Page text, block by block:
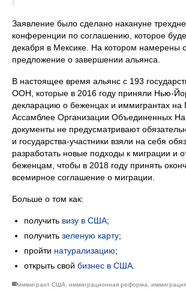
Заявление было сделано накануне
конференции по соглашению, которое
декабря в Мексике. На котором намерены
предложение о завершении альянса.
В настоящее время альянс с 193
ООН, которые в 2016 году приняли Нью-
декларацию о беженцах и иммигрантах на
Ассамблее Организации Объединенных
документы не предусматривают
и государства-участники взяли на себя
разработать новые подходы к миграции и
беженцам, чтобы в 2018 году принять
всемирное соглашение о миграции.
Больше о том как:
получить визу в США;
получить зеленую карту;
пройти натурализацию;
открыть свой бизнес в США.
иммигрант США, иммиграционная реформа,